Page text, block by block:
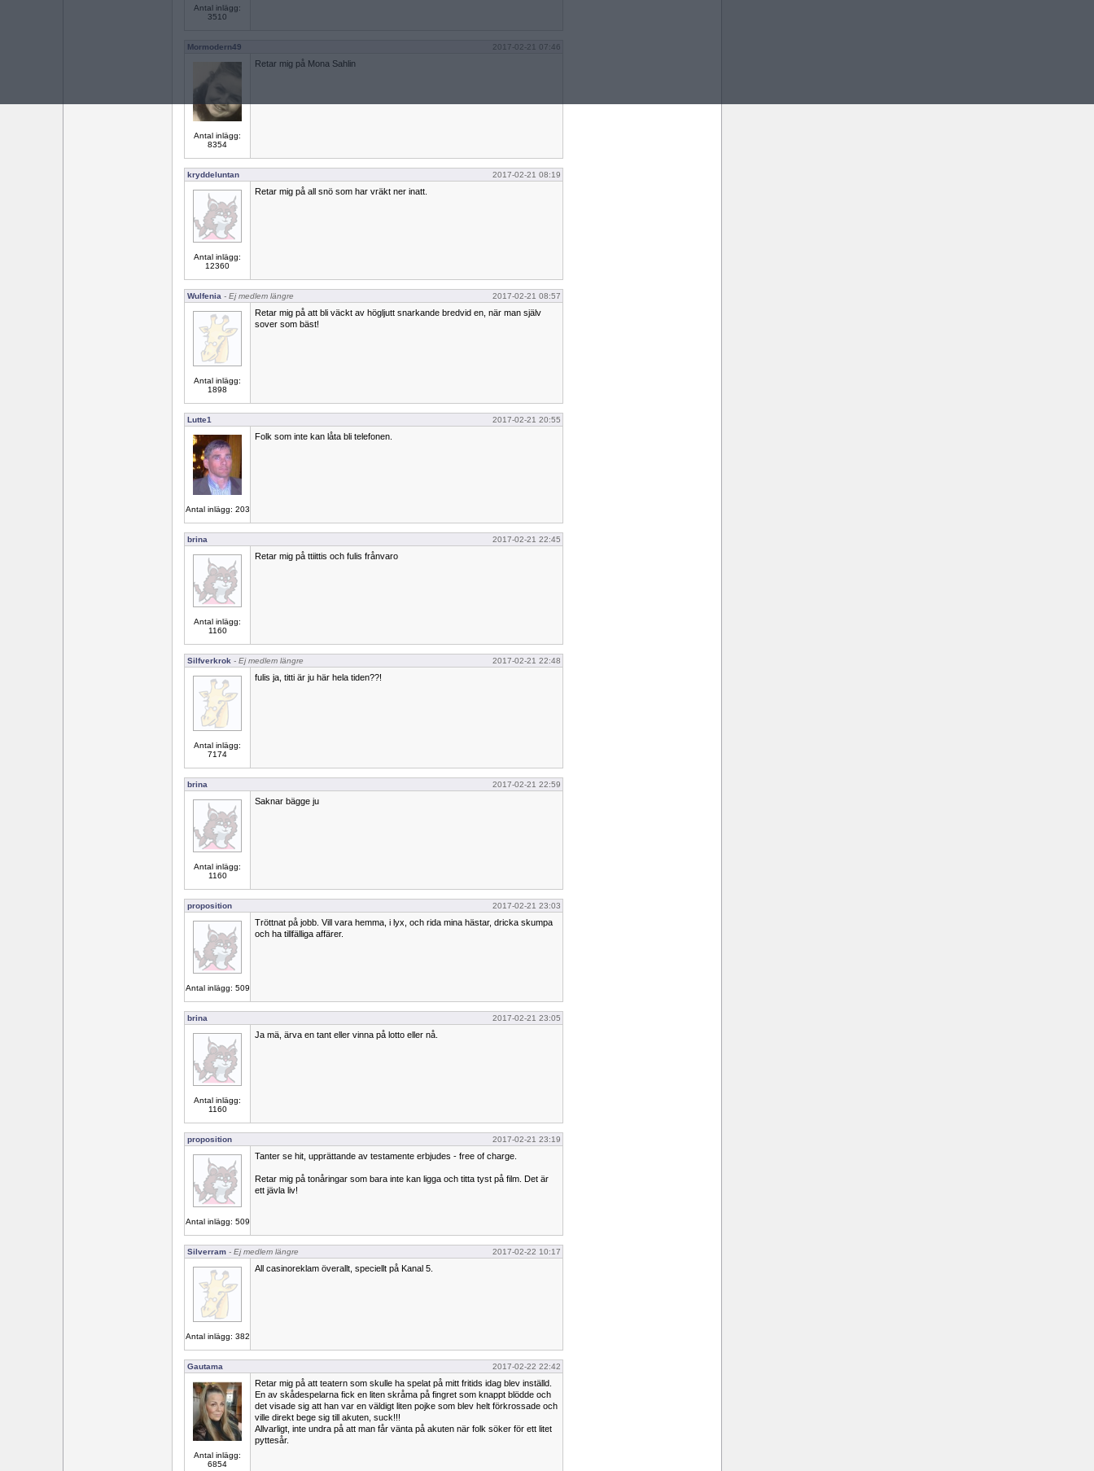
Antal inlägg:
3510
Mormodern49 2017-02-21 07:46
Antal inlägg:
8354
Retar mig på Mona Sahlin
kryddeluntan 2017-02-21 08:19
Antal inlägg:
12360
Retar mig på all snö som har vräkt ner inatt.
Wulfenia - Ej medlem längre 2017-02-21 08:57
Antal inlägg:
1898
Retar mig på att bli väckt av högljutt snarkande bredvid en, när man själv
sover som bäst!
Lutte1 2017-02-21 20:55
Antal inlägg: 203
Folk som inte kan låta bli telefonen.
brina 2017-02-21 22:45
Antal inlägg:
1160
Retar mig på ttiittis och fulis frånvaro
Silfverkrok - Ej medlem längre 2017-02-21 22:48
Antal inlägg:
7174
fulis ja, titti är ju här hela tiden??!
brina 2017-02-21 22:59
Antal inlägg:
1160
Saknar bägge ju
proposition 2017-02-21 23:03
Antal inlägg: 509
Tröttnat på jobb. Vill vara hemma, i lyx, och rida mina hästar, dricka skumpa
och ha tillfälliga affärer.
brina 2017-02-21 23:05
Antal inlägg:
1160
Ja mä, ärva en tant eller vinna på lotto eller nå.
proposition 2017-02-21 23:19
Antal inlägg: 509
Tanter se hit, upprättande av testamente erbjudes - free of charge.
Retar mig på tonåringar som bara inte kan ligga och titta tyst på film. Det är
ett jävla liv!
Silverram - Ej medlem längre 2017-02-22 10:17
Antal inlägg: 382
All casinoreklam överallt, speciellt på Kanal 5.
Gautama 2017-02-22 22:42
Antal inlägg:
6854
Retar mig på att teatern som skulle ha spelat på mitt fritids idag blev inställd.
En av skådespelarna fick en liten skråma på fingret som knappt blödde och
det visade sig att han var en väldigt liten pojke som blev helt förkrossade och
ville direkt bege sig till akuten, suck!!!
Allvarligt, inte undra på att man får vänta på akuten när folk söker för ett litet
pyttesår.